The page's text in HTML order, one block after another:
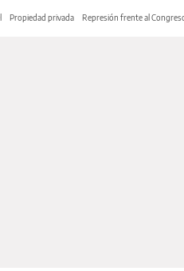
Propiedad privada Represión frente al